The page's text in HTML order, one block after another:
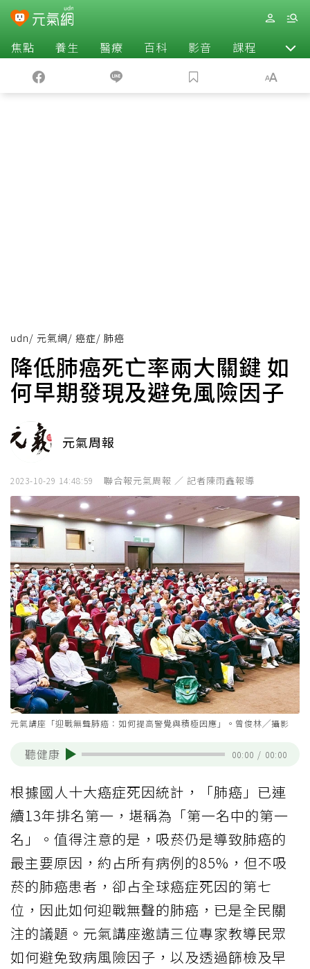
焦點 養生 醫療 百科 影音 課程 退休
udn/ 元氣網/ 癌症/ 肺癌
降低肺癌死亡率兩大關鍵 如
何早期發現及避免風險因子
元氣周報
2023-10-29 14:48:59 聯合報元氣周報 ／ 記者陳雨鑫報導
元氣講座「迎戰無聲肺癌：如何提高警覺與積極因應」。曾俊林╱攝影
聽健康 00:00 / 00:00
根據國人十大癌症死因統計，「肺癌」已連
續13年排名第一，堪稱為「第一名中的第一
名」。值得注意的是，吸菸仍是導致肺癌的
最主要原因，約占所有病例的85%，但不吸
菸的肺癌患者，卻占全球癌症死因的第七
位，因此如何迎戰無聲的肺癌，已是全民關
注的議題。元氣講座邀請三位專家教導民眾
如何避免致病風險因子，以及透過篩檢及早